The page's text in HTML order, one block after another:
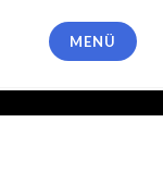
MENÜ